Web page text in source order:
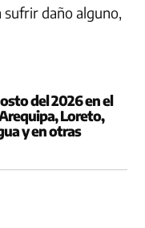
sufrir daño alguno,
del 2026 en el
Loreto,
y en otras